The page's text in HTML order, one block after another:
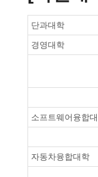
단과대학
경영대학
소프트웨어융합
자동차융합대학